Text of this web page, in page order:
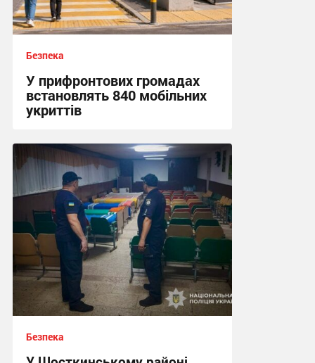
Безпека
У прифронтових громадах
встановлять 840 мобільних
укриттів
12:57 сьогодні
Безпека